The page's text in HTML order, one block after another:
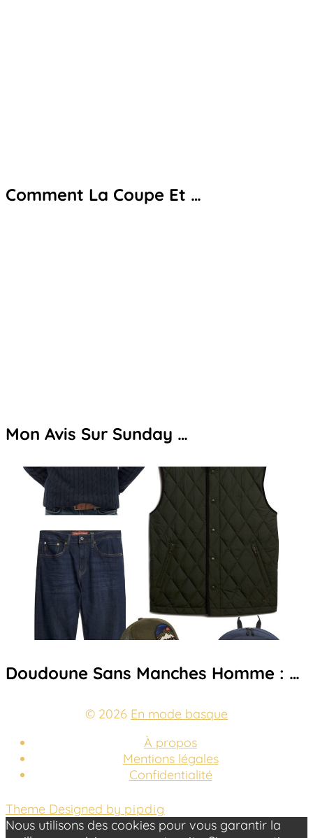
Comment La Coupe Et …
Mon Avis Sur Sunday …
Doudoune Sans Manches Homme : …
© 2026 En mode basque
À propos
Mentions légales
Confidentialité
Theme Designed by pipdig
Nous utilisons des cookies pour vous garantir la